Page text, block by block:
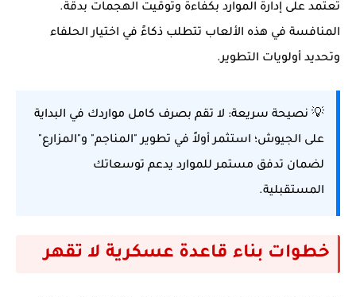
تعتمد على إدارة الموارد بكفاءة وتوقيت الهجمات بدقة.
المنافسة في هذه الألعاب تتطلب ذكاءً في اختيار الحلفاء
وتحديد أولويات التطوير.
💡 نصيحة سريعة: لا تقم بصرف كامل مواردك في البداية
على الجيوش؛ استثمر أولاً في تطوير "المناجم" و"المزارع"
لضمان تدفق مستمر للموارد يدعم توسعاتك
المستقبلية.
خطوات بناء قاعدة عسكرية لا تقهر